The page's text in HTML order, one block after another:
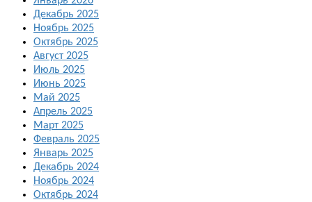
Декабрь 2025
Ноябрь 2025
Октябрь 2025
Август 2025
Июль 2025
Июнь 2025
Май 2025
Апрель 2025
Март 2025
Февраль 2025
Январь 2025
Декабрь 2024
Ноябрь 2024
Октябрь 2024